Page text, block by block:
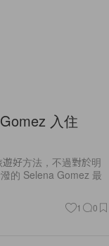
入住
好方法，不過對於明
的 Selena Gomez 最
1 0